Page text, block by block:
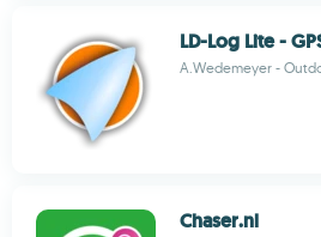
LD-Log Lite -
A.Wedemeyer -
Chaser.nl